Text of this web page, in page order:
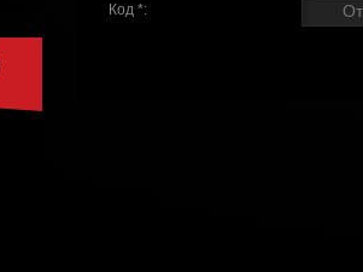
Код *: